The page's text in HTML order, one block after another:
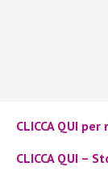
CLICCA QUI
CLICCA QUI –